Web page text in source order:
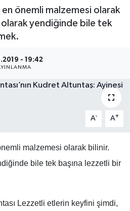
önemli malzemesi olarak
olarak yendiğinde bile tek
- 19:42
A- A+
malzemesi olarak bilinir.
bile tek başına lezzetli bir
Lezzetli etlerin keyfini şimdi,